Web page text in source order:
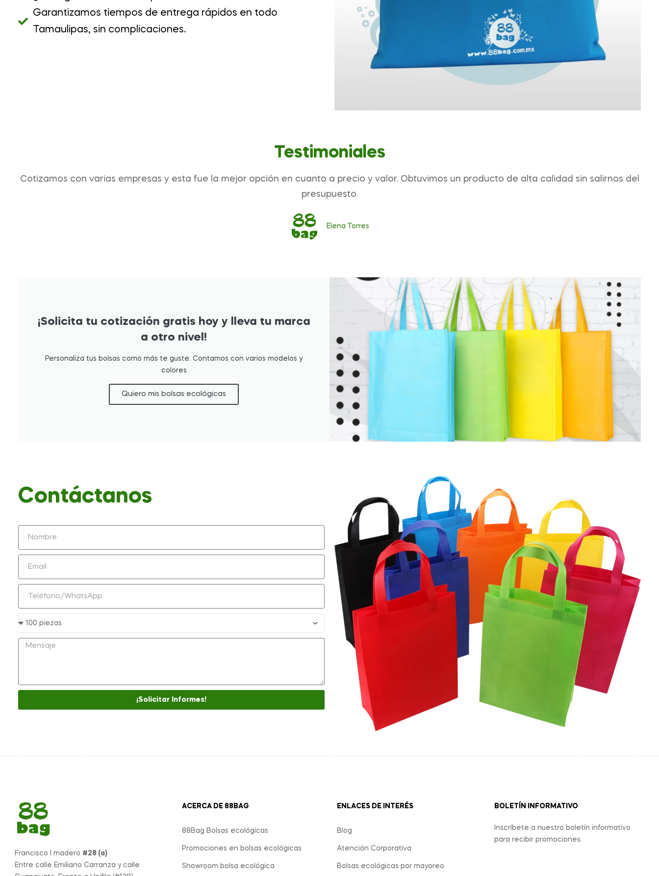
Garantizamos tiempos de entrega rápidos en todo
Tamaulipas, sin complicaciones.
Testimoniales
Cotizamos con varias empresas y esta fue la mejor opción en cuanto a precio y valor. Obtuvimos un producto de alta calidad sin salirnos del
presupuesto.
Elena Torres
¡Solicita tu cotización gratis hoy y lleva tu marca
a otro nivel!
Personaliza tus bolsas como más te guste. Contamos con varios modelos y
colores
Quiero mis bolsas ecológicas
Contáctanos
¡Solicitar Informes!
Francisco I madero #28 (a)
Entre calle Emiliano Carranza y calle
ACERCA DE 88BAG
88Bag Bolsas ecológicas
Promociones en bolsas ecológicas
Showroom bolsa ecológica
ENLACES DE INTERÉS
Blog
Atención Corporativa
Bolsas ecológicas por mayoreo
BOLETÍN INFORMATIVO
Inscríbete a nuestro boletín informativo
para recibir promociones.